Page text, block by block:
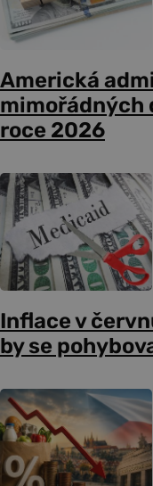
Americká
mimořádných
roce 2026
Inflace v
by se